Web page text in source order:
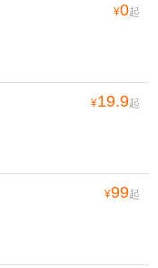
¥0起
¥19.9起
¥99起